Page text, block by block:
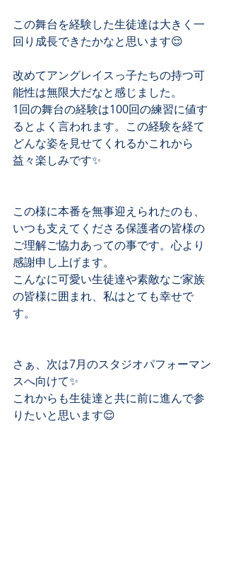
この舞台を経験した生徒達は大きく一
回り成長できたかなと思います😌
改めてアングレイスっ子たちの持つ可
能性は無限大だなと感じました。
1回の舞台の経験は100回の練習に値す
るとよく言われます。この経験を経て
どんな姿を見せてくれるかこれから
益々楽しみです✨
この様に本番を無事迎えられたのも、
いつも支えてくださる保護者の皆様の
ご理解ご協力あっての事です。心より
感謝申し上げます。
こんなに可愛い生徒達や素敵なご家族
の皆様に囲まれ、私はとても幸せで
す。
さぁ、次は7月のスタジオパフォーマン
スへ向けて✨
これからも生徒達と共に前に進んで参
りたいと思います😌